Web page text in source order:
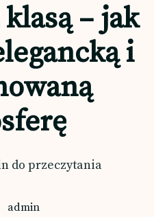
– jak
i
do przeczytania
admin